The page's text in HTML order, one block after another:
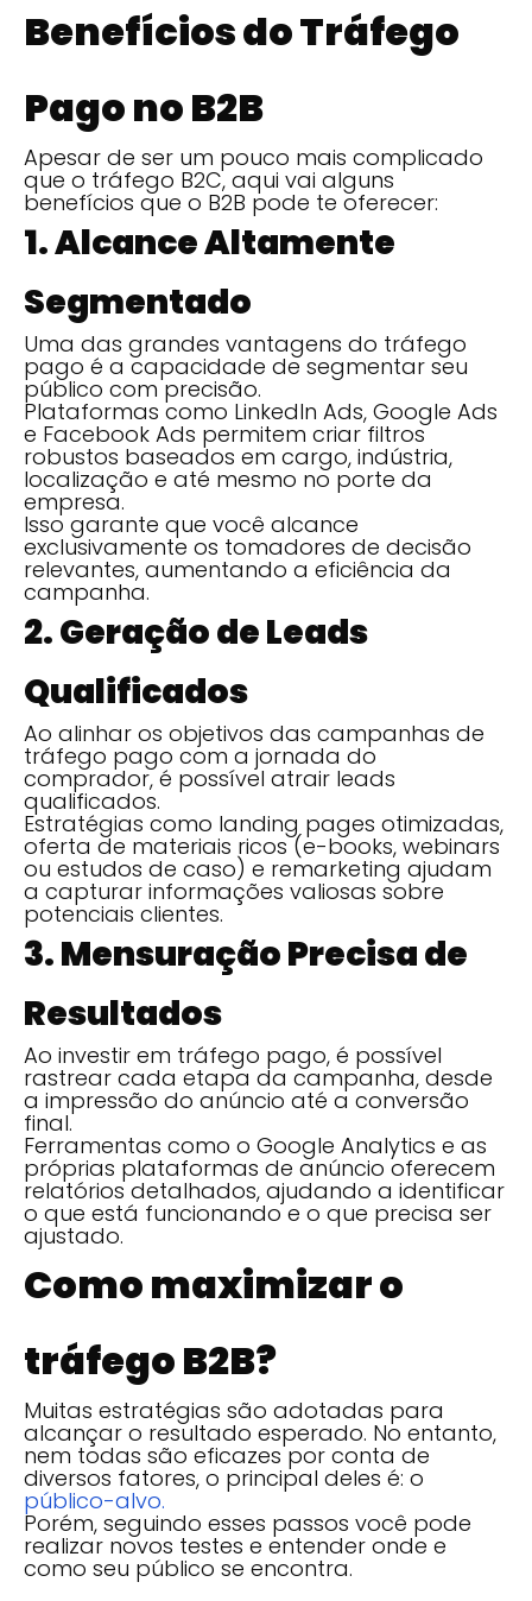
Benefícios do Tráfego
Pago no B2B
Apesar de ser um pouco mais complicado
que o tráfego B2C, aqui vai alguns
benefícios que o B2B pode te oferecer:
1. Alcance Altamente
Segmentado
Uma das grandes vantagens do tráfego
pago é a capacidade de segmentar seu
público com precisão.
Plataformas como LinkedIn Ads, Google Ads
e Facebook Ads permitem criar filtros
robustos baseados em cargo, indústria,
localização e até mesmo no porte da
empresa.
Isso garante que você alcance
exclusivamente os tomadores de decisão
relevantes, aumentando a eficiência da
campanha.
2. Geração de Leads
Qualificados
Ao alinhar os objetivos das campanhas de
tráfego pago com a jornada do
comprador, é possível atrair leads
qualificados.
Estratégias como landing pages otimizadas,
oferta de materiais ricos (e-books, webinars
ou estudos de caso) e remarketing ajudam
a capturar informações valiosas sobre
potenciais clientes.
3. Mensuração Precisa de
Resultados
Ao investir em tráfego pago, é possível
rastrear cada etapa da campanha, desde
a impressão do anúncio até a conversão
final.
Ferramentas como o Google Analytics e as
próprias plataformas de anúncio oferecem
relatórios detalhados, ajudando a identificar
o que está funcionando e o que precisa ser
ajustado.
Como maximizar o
tráfego B2B?
Muitas estratégias são adotadas para
alcançar o resultado esperado. No entanto,
nem todas são eficazes por conta de
diversos fatores, o principal deles é: o
público-alvo.
Porém, seguindo esses passos você pode
realizar novos testes e entender onde e
como seu público se encontra.